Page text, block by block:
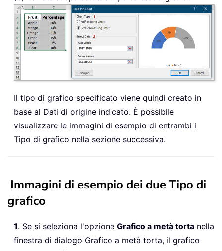
Il tipo di grafico specificato viene quindi creato in
base al Dati di origine indicato. È possibile
visualizzare le immagini di esempio di entrambi i
Tipo di grafico nella sezione successiva.
Immagini di esempio dei due Tipo di
grafico
1. Se si seleziona l'opzione Grafico a metà torta nella
finestra di dialogo Grafico a metà torta, il grafico